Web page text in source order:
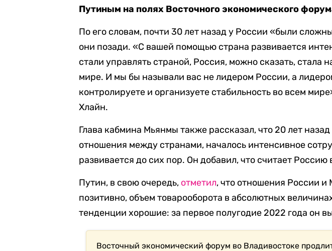
Путиным на полях Восточного экономического
По его словам, почти 30 лет назад у России «были
они позади. «С вашей помощью страна развивается
стали управлять страной, Россия, можно сказать, стала
мире. И мы бы называли вас не лидером России, а
контролируете и организуете стабильность во всем
Хлайн.
Глава кабмина Мьянмы также рассказал, что 20 лет
отношения между странами, началось интенсивное
развивается до сих пор. Он добавил, что считает Россию
Путин, в свою очередь, отметил, что отношения России
позитивно, объем товарооборота в абсолютных
тенденции хорошие: за первое полугодие 2022 года он
Восточный экономический форум во Владивостоке